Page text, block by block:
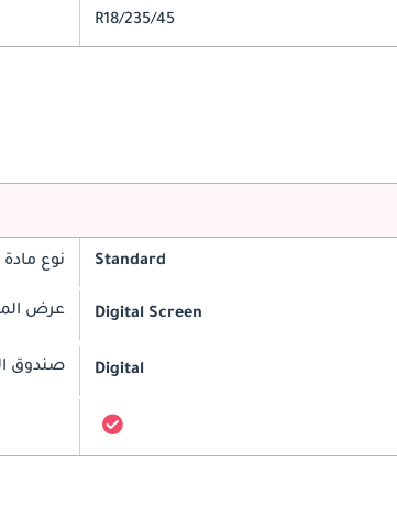
235/45/R18
Standard نوع
Digital Screen عرض
Digital صندوق